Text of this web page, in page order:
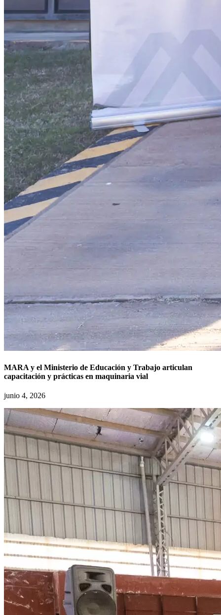
MARA y el Ministerio de Educación y Trabajo articulan
capacitación y prácticas en maquinaria vial
junio 4, 2026